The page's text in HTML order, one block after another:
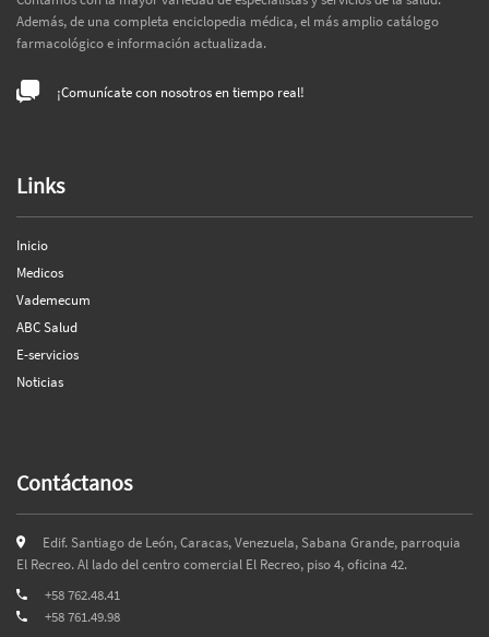
Además, de una completa enciclopedia médica, el más amplio catálogo
farmacológico e información actualizada.
¡Comunícate con nosotros en tiempo real!
Links
Inicio
Medicos
Vademecum
ABC Salud
E-servicios
Noticias
Contáctanos
Edif. Santiago de León, Caracas, Venezuela, Sabana Grande, parroquia
El Recreo. Al lado del centro comercial El Recreo, piso 4, oficina 42.
+58 762.48.41
+58 761.49.98